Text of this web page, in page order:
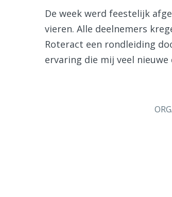
De week werd feestelijk
vieren. Alle deelnemers
Roteract een rondleiding
ervaring die mij veel